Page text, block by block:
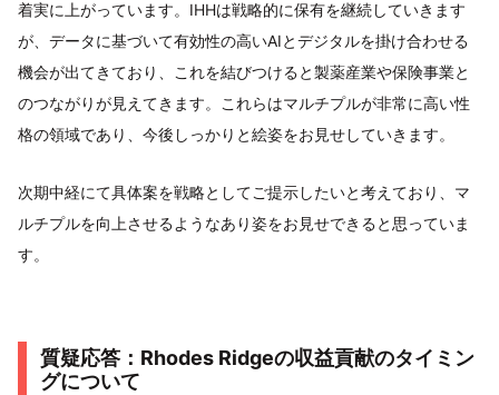
着実に上がっています。IHHは戦略的に保有を継続していきます
が、データに基づいて有効性の高いAIとデジタルを掛け合わせる
機会が出てきており、これを結びつけると製薬産業や保険事業と
のつながりが見えてきます。これらはマルチプルが非常に高い性
格の領域であり、今後しっかりと絵姿をお見せしていきます。
次期中経にて具体案を戦略としてご提示したいと考えており、マ
ルチプルを向上させるようなあり姿をお見せできると思っていま
す。
質疑応答：Rhodes Ridgeの収益貢献のタイミン
グについて